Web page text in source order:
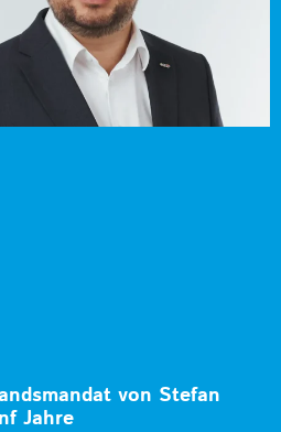
von Stefan
Jahre